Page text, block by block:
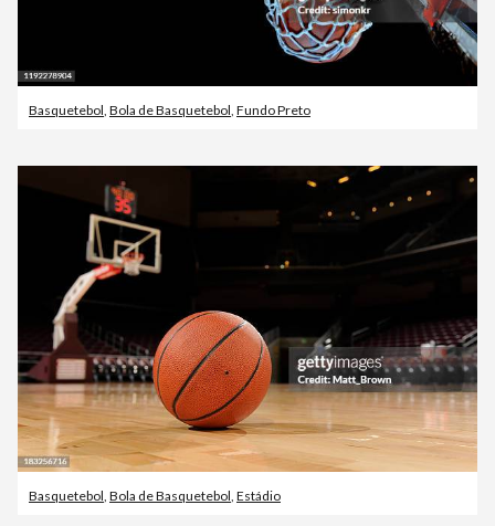
Basquetebol, Bola de Basquetebol, Fundo Preto
Basquetebol, Bola de Basquetebol, Estádio